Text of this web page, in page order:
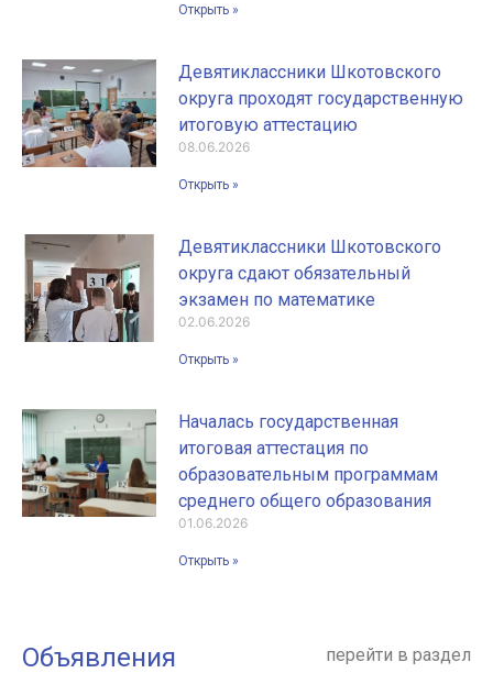
Открыть »
Девятиклассники Шкотовского
округа проходят государственную
итоговую аттестацию
08.06.2026
Открыть »
Девятиклассники Шкотовского
округа сдают обязательный
экзамен по математике
02.06.2026
Открыть »
Началась государственная
итоговая аттестация по
образовательным программам
среднего общего образования
01.06.2026
Открыть »
Объявления перейти в раздел